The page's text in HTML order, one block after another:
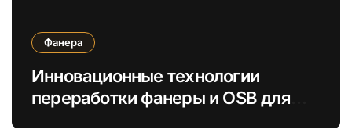
Фанера
Инновационные технологии
переработки фанеры и OSB для